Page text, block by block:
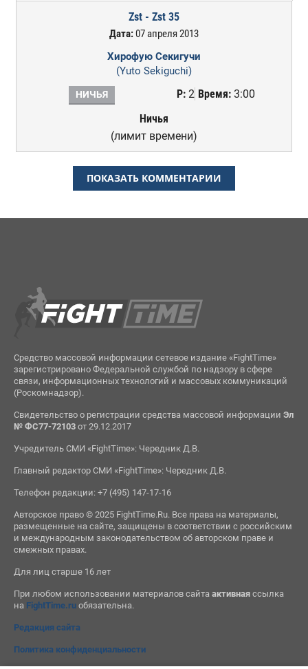
Zst - Zst 35
Дата:07 апреля 2013
Хирофую Секигучи
(Yuto Sekiguchi)
НИЧЬЯ Р:2 Время:3:00
Ничья
(лимит времени)
ПОКАЗАТЬ КОММЕНТАРИИ
Средство массовой информации сетевое издание «FightTime»
зарегистрировано Федеральной службой по надзору в сфере
связи, информационных технологий и массовых коммуникаций
(Роскомнадзор).
Свидетельство о регистрации средства массовой информации Эл
№ ФС77-72103от 29.12.2017
Учредитель СМИ «FightTime»: Чередник Д.В.
Главный редактор СМИ «FightTime»: Чередник Д.В.
Телефон редакции: +7 (495) 147-17-16
Авторское право © 2025 FightTime.Ru. Все права на материалы,
размещенные на сайте, защищены в соответствии с российским
и международным законодательством об авторском праве и
смежных правах.
Для лиц старше 16 лет
При любом использовании материалов сайта активнаяссылка
на FightTime.ruобязательна.
Редакция сайта
Политика конфиденциальности